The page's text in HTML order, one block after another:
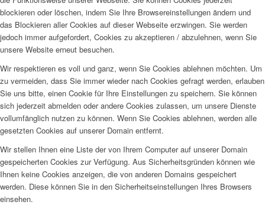
blockieren oder löschen, indem Sie Ihre Browsereinstellungen ändern und
das Blockieren aller Cookies auf dieser Webseite erzwingen. Sie werden
jedoch immer aufgefordert, Cookies zu akzeptieren / abzulehnen, wenn Sie
unsere Website erneut besuchen.
Wir respektieren es voll und ganz, wenn Sie Cookies ablehnen möchten. Um
zu vermeiden, dass Sie immer wieder nach Cookies gefragt werden, erlauben
Sie uns bitte, einen Cookie für Ihre Einstellungen zu speichern. Sie können
sich jederzeit abmelden oder andere Cookies zulassen, um unsere Dienste
vollumfänglich nutzen zu können. Wenn Sie Cookies ablehnen, werden alle
gesetzten Cookies auf unserer Domain entfernt.
Wir stellen Ihnen eine Liste der von Ihrem Computer auf unserer Domain
gespeicherten Cookies zur Verfügung. Aus Sicherheitsgründen können wie
Ihnen keine Cookies anzeigen, die von anderen Domains gespeichert
werden. Diese können Sie in den Sicherheitseinstellungen Ihres Browsers
einsehen.